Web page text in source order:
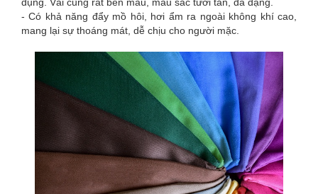
- Có khả năng đẩy mồ hôi, hơi ẩm ra ngoài không khí cao,
mang lại sự thoáng mát, dễ chịu cho người mặc.